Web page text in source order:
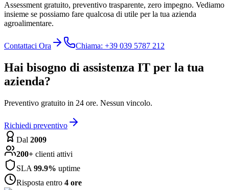
Assessment gratuito, preventivo trasparente, zero impegno. Vediamo
insieme se possiamo fare qualcosa di utile per la tua azienda
agroalimentare.
Contattaci Ora Chiama: +39 039 5787 212
Hai bisogno di assistenza IT per la tua
azienda?
Preventivo gratuito in 24 ore. Nessun vincolo.
Richiedi preventivo
Dal 2009
200+ clienti attivi
SLA 99.9% uptime
Risposta entro 4 ore